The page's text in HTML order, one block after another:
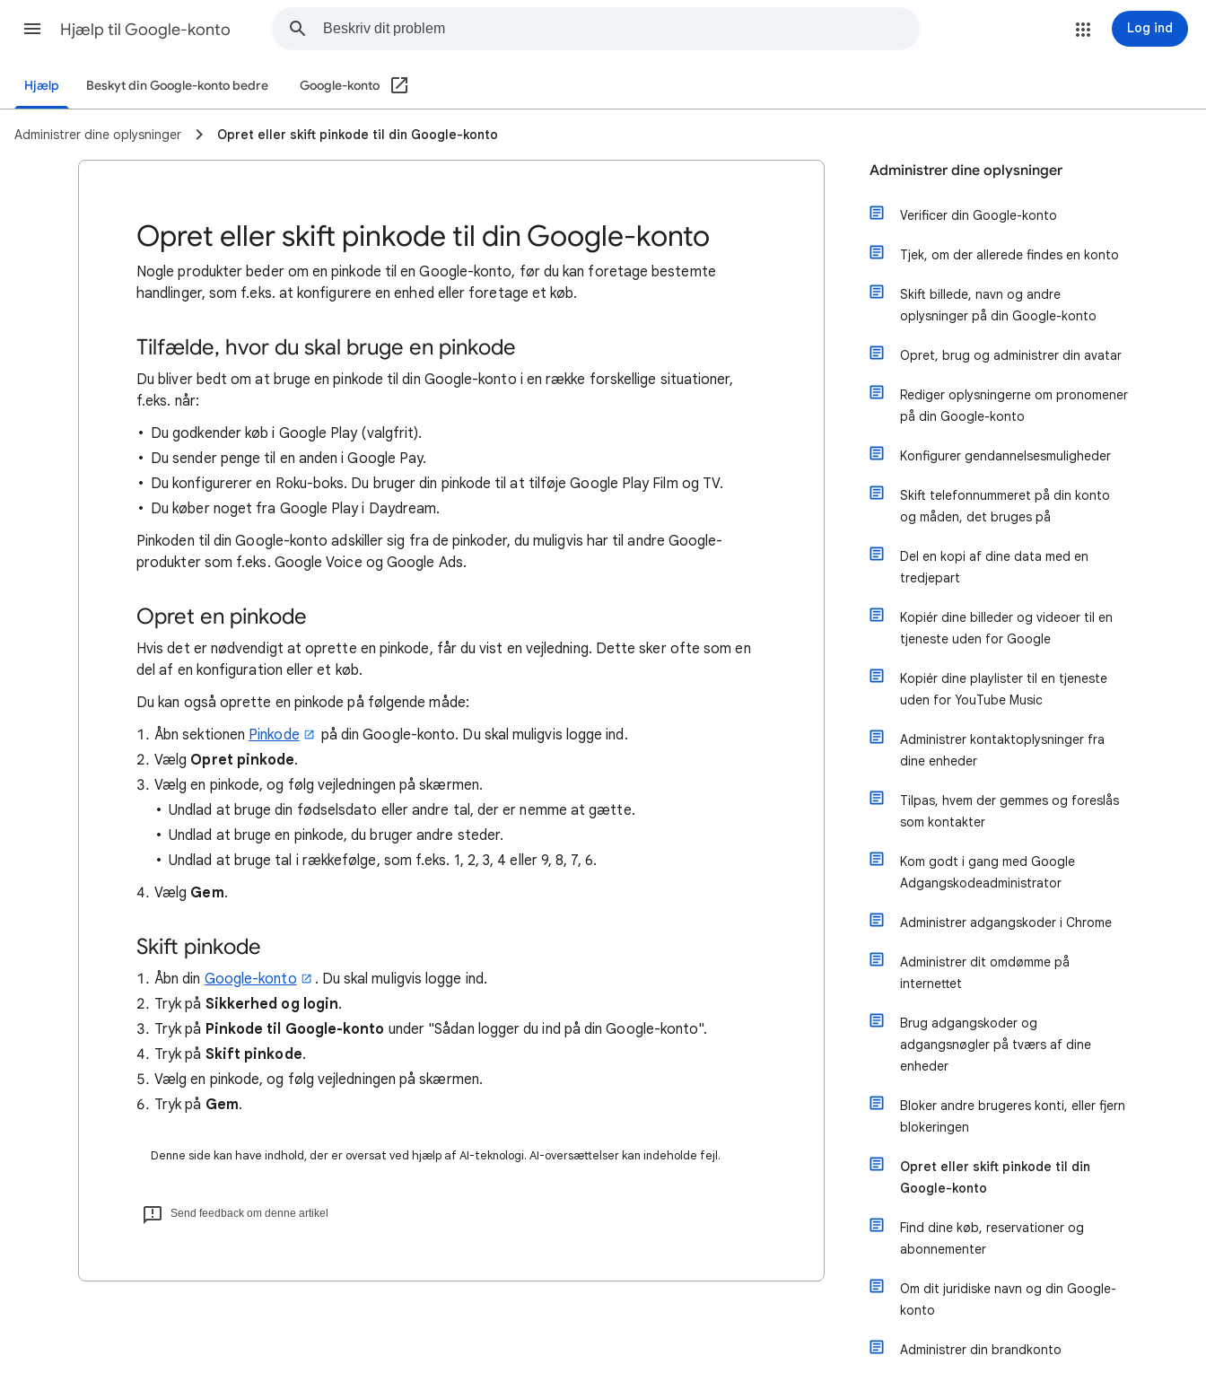
Hjælp til Google-konto Log ind
Hjælp Beskyt din Google-konto bedre Google-konto
Administrer dine oplysninger Opret eller skift pinkode til din Google-konto
Opret eller skift pinkode til din Google-konto
Nogle produkter beder om en pinkode til en Google-konto, før du kan foretage bestemte
handlinger, som f.eks. at konfigurere en enhed eller foretage et køb.
Tilfælde, hvor du skal bruge en pinkode
Du bliver bedt om at bruge en pinkode til din Google-konto i en række forskellige situationer,
f.eks. når:
Du godkender køb i Google Play (valgfrit).
Du sender penge til en anden i Google Pay.
Du konfigurerer en Roku-boks. Du bruger din pinkode til at tilføje Google Play Film og TV.
Du køber noget fra Google Play i Daydream.
Pinkoden til din Google-konto adskiller sig fra de pinkoder, du muligvis har til andre Google-
produkter som f.eks. Google Voice og Google Ads.
Opret en pinkode
Hvis det er nødvendigt at oprette en pinkode, får du vist en vejledning. Dette sker ofte som en
del af en konfiguration eller et køb.
Du kan også oprette en pinkode på følgende måde:
Åbn sektionen Pinkode
på din Google-konto. Du skal muligvis logge ind.
Vælg Opret pinkode.
Vælg en pinkode, og følg vejledningen på skærmen.
Undlad at bruge din fødselsdato eller andre tal, der er nemme at gætte.
Undlad at bruge en pinkode, du bruger andre steder.
Undlad at bruge tal i rækkefølge, som f.eks. 1, 2, 3, 4 eller 9, 8, 7, 6.
Vælg Gem.
Skift pinkode
Åbn din Google-konto
. Du skal muligvis logge ind.
Tryk på Sikkerhed og login.
Tryk på Pinkode til Google-konto under "Sådan logger du ind på din Google-konto".
Tryk på Skift pinkode.
Vælg en pinkode, og følg vejledningen på skærmen.
Tryk på Gem.
Denne side kan have indhold, der er oversat ved hjælp af AI-teknologi. AI-oversættelser kan indeholde fejl.
Send feedback om denne artikel
Administrer dine oplysninger
Verificer din Google-konto
Tjek, om der allerede findes en konto
Skift billede, navn og andre
oplysninger på din Google-konto
Opret, brug og administrer din avatar
Rediger oplysningerne om pronomener
på din Google-konto
Konfigurer gendannelsesmuligheder
Skift telefonnummeret på din konto
og måden, det bruges på
Del en kopi af dine data med en
tredjepart
Kopiér dine billeder og videoer til en
tjeneste uden for Google
Kopiér dine playlister til en tjeneste
uden for YouTube Music
Administrer kontaktoplysninger fra
dine enheder
Tilpas, hvem der gemmes og foreslås
som kontakter
Kom godt i gang med Google
Adgangskodeadministrator
Administrer adgangskoder i Chrome
Administrer dit omdømme på
internettet
Brug adgangskoder og
adgangsnøgler på tværs af dine
enheder
Bloker andre brugeres konti, eller fjern
blokeringen
Opret eller skift pinkode til din
Google-konto
Find dine køb, reservationer og
abonnementer
Om dit juridiske navn og din Google-
konto
Administrer din brandkonto